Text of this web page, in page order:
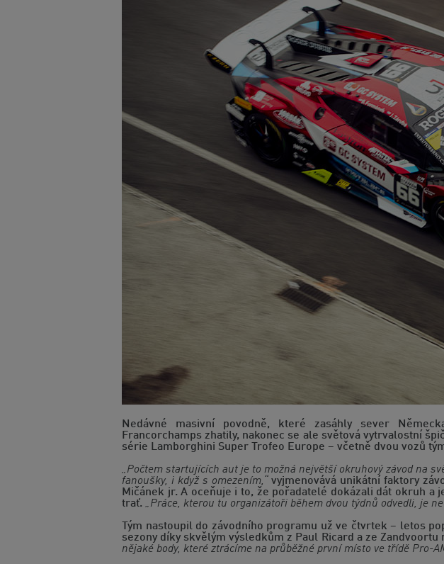
Nedávné masivní povodně, které zasáhly sever
Francorchamps zhatily, nakonec se ale světová vytrvalostní
série Lamborghini Super Trofeo Europe – včetně dvou vozů
„Počtem startujících aut je to možná největší okruhový závod na
fanoušky, i když s omezením,“
vyjmenovává unikátní faktory
Mičánek jr. A oceňuje i to, že pořadatelé dokázali dát okruh
trať. „Práce, kterou tu organizátoři během dvou týdnů odvedli, je
Tým nastoupil do závodního programu už ve čtvrtek – letos
sezony díky skvělým výsledkům z Paul Ricard a ze
nějaké body, které ztrácíme na průběžné první místo ve třídě Pro-